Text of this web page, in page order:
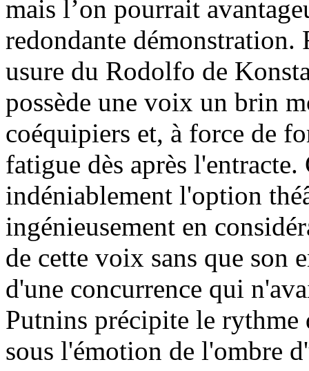
mais l’on pourrait
redondante démonstration.
usure du Rodolfo de
possède une voix un brin
coéquipiers et, à force de
fatigue dès après l'entracte.
indéniablement l'option
ingénieusement en
de cette voix sans que son
d'une concurrence qui
Putnins précipite le rythme
sous l'émotion de l'ombre